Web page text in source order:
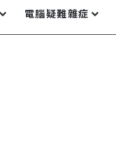
電腦疑難雜症